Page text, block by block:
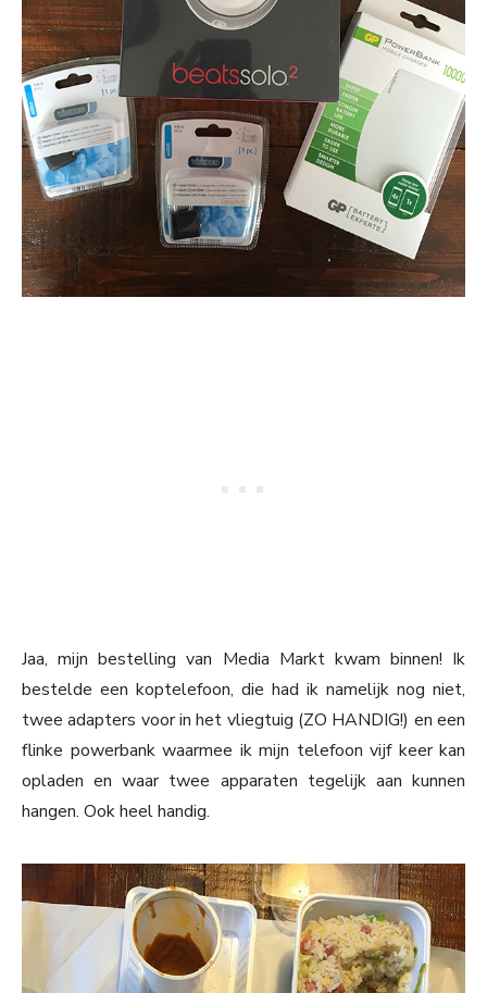
Jaa, mijn bestelling van Media Markt kwam binnen! Ik
bestelde een koptelefoon, die had ik namelijk nog niet,
twee adapters voor in het vliegtuig (ZO HANDIG!) en een
flinke powerbank waarmee ik mijn telefoon vijf keer kan
opladen en waar twee apparaten tegelijk aan kunnen
hangen. Ook heel handig.